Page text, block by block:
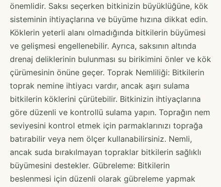
önemlidir. Saksı seçerken bitkinizin büyüklüğüne, kök
sisteminin ihtiyaçlarına ve büyüme hızına dikkat edin.
Köklerin yeterli alanı olmadığında bitkilerin büyümesi
ve gelişmesi engellenebilir. Ayrıca, saksının altında
drenaj deliklerinin bulunması su birikimini önler ve kök
çürümesinin önüne geçer. Toprak Nemliliği: Bitkilerin
toprak nemine ihtiyacı vardır, ancak aşırı sulama
bitkilerin köklerini çürütebilir. Bitkinizin ihtiyaçlarına
göre düzenli ve kontrollü sulama yapın. Toprağın nem
seviyesini kontrol etmek için parmaklarınızı toprağa
batırabilir veya nem ölçer kullanabilirsiniz. Nemli,
ancak suda bırakılmayan topraklar bitkilerin sağlıklı
büyümesini destekler. Gübreleme: Bitkilerin
beslenmesi için düzenli olarak gübreleme yapmak